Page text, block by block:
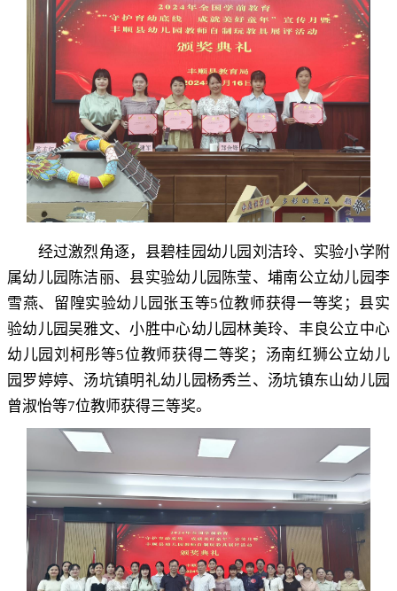
经过激烈角逐 ， 县碧桂园幼儿园刘洁玲、实验小学附
属幼儿园陈洁丽、县实验幼儿园陈莹、埔南公立幼儿园李
雪燕、留隍实验幼儿园张玉等5位教师获得一等奖 ； 县实
验幼儿园吴雅文、小胜中心幼儿园林美玲、丰良公立中心
幼儿园刘柯彤等5位教师获得二等奖 ；
汤南红狮公立幼儿
园罗婷婷、汤坑镇明礼幼儿园杨秀兰、汤坑镇东山幼儿园
曾淑怡等7位教师获得三等奖。